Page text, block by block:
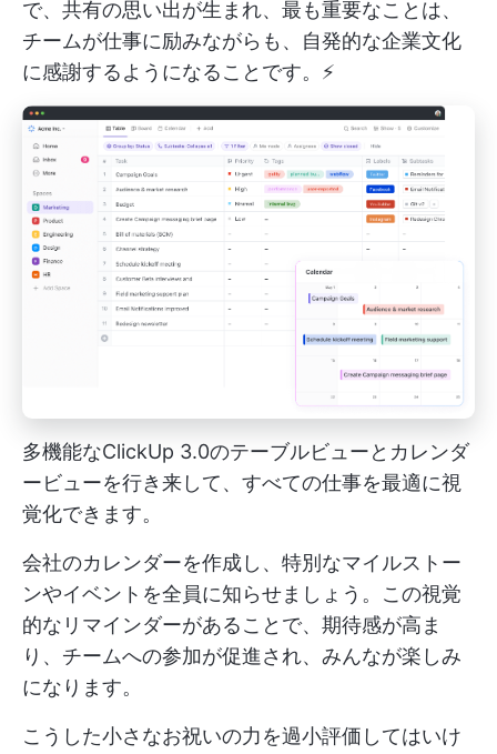
で、共有の思い出が生まれ、最も重要なことは、
チームが仕事に励みながらも、自発的な企業文化
に感謝するようになることです。⚡️
多機能なClickUp 3.0のテーブルビューとカレンダ
ービューを行き来して、すべての仕事を最適に視
覚化できます。
会社のカレンダーを作成し、特別なマイルストー
ンやイベントを全員に知らせましょう。この視覚
的なリマインダーがあることで、期待感が高ま
り、チームへの参加が促進され、みんなが楽しみ
になります。
こうした小さなお祝いの力を過小評価してはいけ